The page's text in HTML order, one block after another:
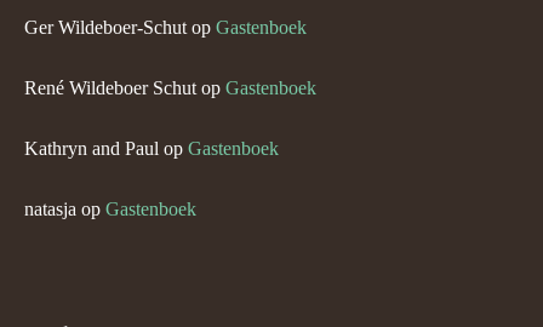
Ger Wildeboer-Schut op Gastenboek
René Wildeboer Schut op Gastenboek
Kathryn and Paul op Gastenboek
natasja op Gastenboek